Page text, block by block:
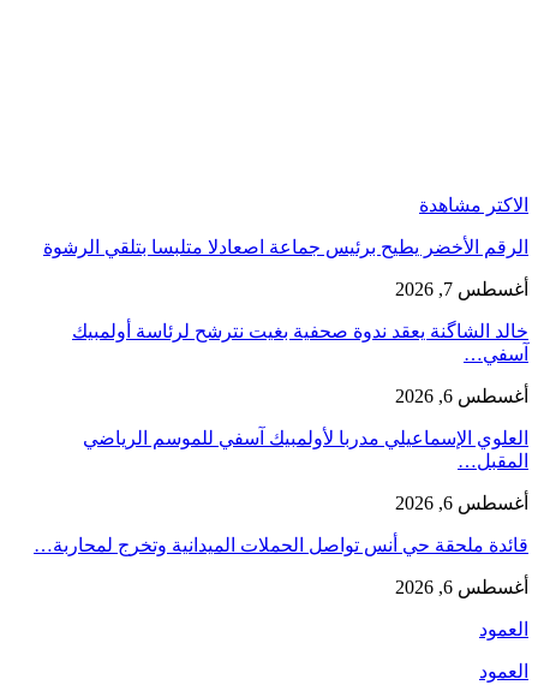
الاكتر مشاهدة
الرقم الأخضر يطيح برئيس جماعة اصعادلا متلبسا بتلقي الرشوة
أغسطس 7, 2026
خالد الشاگنة يعقد ندوة صحفية بغيت نترشح لرئاسة أولمبيك
آسفي…
أغسطس 6, 2026
العلوي الإسماعيلي مدربا لأولمبيك آسفي للموسم الرياضي
المقبل…
أغسطس 6, 2026
قائدة ملحقة حي أنس تواصل الحملات الميدانية وتخرج لمحاربة…
أغسطس 6, 2026
العمود
العمود